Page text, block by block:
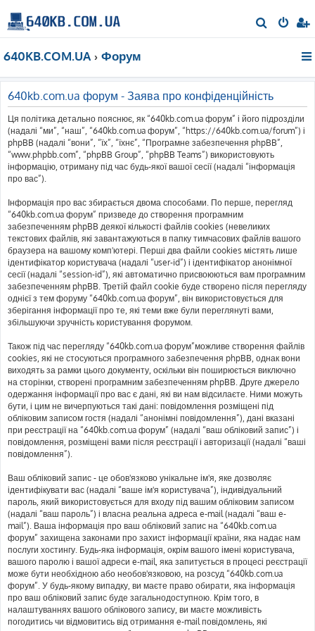
о
640KB.COM.UA Форум
640kb.com.ua форум - Заява про конфіденційність
Ця політика детально пояснює, як “640kb.com.ua форум” і його підрозділи
(надалі “ми”, “наш”, “640kb.com.ua форум”, “https://640kb.com.ua/forum”) і
phpBB (надалі “вони”, “їх”, “їхнє”, “Програмне забезпечення phpBB”,
“www.phpbb.com”, “phpBB Group”, “phpBB Teams”) використовують
інформацію, отриману під час будь-якої вашої сесії (надалі “інформація
про вас”).
Інформація про вас збирається двома способами. По перше, перегляд
“640kb.com.ua форум” призведе до створення програмним
забезпеченням phpBB деякої кількості файлів cookies (невеликих
текстових файлів, які завантажуються в папку тимчасових файлів вашого
браузера на вашому комп'ютері. Перші два файли cookies містять лише
ідентифікатор користувача (надалі “user-id”) і ідентифікатор анонімної
сесії (надалі “session-id”), які автоматично присвоюються вам програмним
забезпеченням phpBB. Третій файл cookie буде створено після перегляду
однієї з тем форуму “640kb.com.ua форум”, він використовується для
зберігання інформації про те, які теми вже були переглянуті вами,
збільшуючи зручність користування форумом.
Також під час перегляду “640kb.com.ua форум”можливе створення файлів
cookies, які не стосуються програмного забезпечення phpBB, однак вони
виходять за рамки цього документу, оскільки він поширюється виключно
на сторінки, створені програмним забезпеченням phpBB. Друге джерело
одержання інформації про вас є дані, які ви нам відсилаєте. Ними можуть
бути, і цим не вичерпуються такі дані: повідомлення розміщені під
обліковим записом гостя (надалі “анонімні повідомлення”), дані вказані
при реєстрації на “640kb.com.ua форум” (надалі “ваш обліковий запис”) і
повідомлення, розміщені вами після реєстрації і авторизації (надалі “ваші
повідомлення”).
Ваш обліковий запис - це обов'язково унікальне ім'я, яке дозволяє
ідентифікувати вас (надалі “ваше ім'я користувача”), індивідуальний
пароль, який використовується для входу під вашим обліковим записом
(надалі “ваш пароль”) і власна реальна адреса e-mail (надалі “ваш e-
mail”). Ваша інформація про ваш обліковий запис на “640kb.com.ua
форум” захищена законами про захист інформації країни, яка надає нам
послуги хостингу. Будь-яка інформація, окрім вашого імені користувача,
вашого паролю і вашої адреси e-mail, яка запитується в процесі реєстрації
може бути необхідною або необов'язковою, на розсуд “640kb.com.ua
форум”. У будь-якому випадку, ви маєте право обирати, яка інформація
про ваш обліковий запис буде загальнодоступною. Крім того, в
налаштуваннях вашого облікового запису, ви маєте можливість
погодитись чи відмовитись від отримання e-mail повідомлень, які